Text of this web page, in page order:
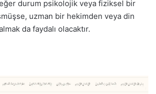
durum psikolojik veya fiziksel bir
uzman bir hekimden veya din
da faydalı olacaktır.